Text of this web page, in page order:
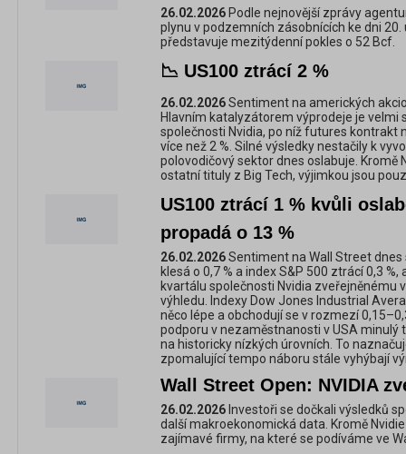
26.02.2026 Podle nejnovější zprávy
plynu v podzemních zásobnících ke dni
představuje mezitýdenní pokles o 52 Bcf.
📉 US100 ztrácí 2 %
26.02.2026Sentiment na amerických
Hlavním katalyzátorem výprodeje je velmi
společnosti Nvidia, po níž futures kontrakt
více než 2 %. Silné výsledky nestačily k
polovodičový sektor dnes oslabuje. Kromě
ostatní tituly z Big Tech, výjimkou jsou
US100 ztrácí 1 % kvůli
propadá o 13 %
26.02.2026Sentiment na Wall Street
klesá o 0,7 % a index S&P 500 ztrácí 0,3
kvartálu společnosti Nvidia zveřejněnému
výhledu. Indexy Dow Jones Industrial
něco lépe a obchodují se v rozmezí
podporu v nezaměstnanosti v USA minulý
na historicky nízkých úrovních. To
zpomalující tempo náboru stále vyhýbají
Wall Street Open: NVIDIA
26.02.2026 Investoři se dočkali výsledků
další makroekonomická data. Kromě
zajímavé firmy, na které se podíváme ve